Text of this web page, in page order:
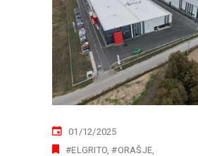
01/12/2025
#ELGRITO #ORAŠJE